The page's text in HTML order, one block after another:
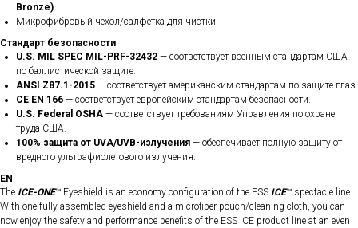
Bronze)
Микрофибровый чехол/салфетка для чистки.
Стандарт безопасности
U.S. MIL SPEC MIL-PRF-32432 — соответствует военным стандартам США
по баллистической защите.
ANSI Z87.1-2015 — соответствует американским стандартам по защите глаз.
CE EN 166 — соответствует европейским стандартам безопасности.
U.S. Federal OSHA — соответствует требованиям Управления по охране
труда США.
100% защита от UVA/UVB-излучения — обеспечивает полную защиту от
вредного ультрафиолетового излучения.
EN
The ICE-ONE™ Eyeshield is an economy configuration of the ESS ICE™ spectacle line.
With one fully-assembled eyeshield and a microfiber pouch/cleaning cloth, you can
now enjoy the safety and performance benefits of the ESS ICE product line at an even